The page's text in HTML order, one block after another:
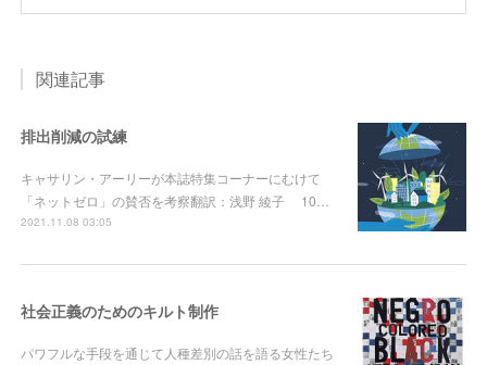
関連記事
排出削減の試練
キャサリン・アーリーが本誌特集コーナーにむけて
「ネットゼロ」の賛否を考察翻訳：浅野 綾子 10…
2021.11.08 03:05
社会正義のためのキルト制作
パワフルな手段を通じて人種差別の話を語る女性たち